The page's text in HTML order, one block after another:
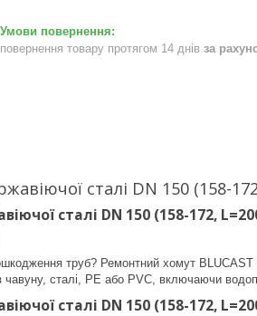
повернення товару протягом 14 днів за
сталі DN 150 (158-
сталі DN 150 (158-172,
труб? Ремонтний хомут BLUCAST
чавуну, сталі, PE або PVC, включаючи
сталі DN 150 (158-172,